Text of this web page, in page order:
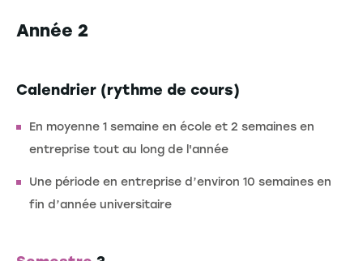
Année 2
Calendrier (rythme de cours)
En moyenne 1 semaine en école et 2 semaines en
entreprise tout au long de l'année
Une période en entreprise d’environ 10 semaines en
fin d’année universitaire